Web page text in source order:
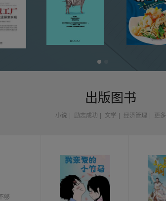
出版图书
小说 励志成功 文学 经济管理 更多
够